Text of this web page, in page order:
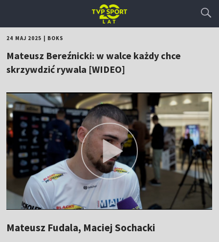
24 MAJ 2025 BOKS
Mateusz Bereźnicki: w walce każdy chce
skrzywdzić rywala [WIDEO]
Mateusz Fudala, Maciej Sochacki